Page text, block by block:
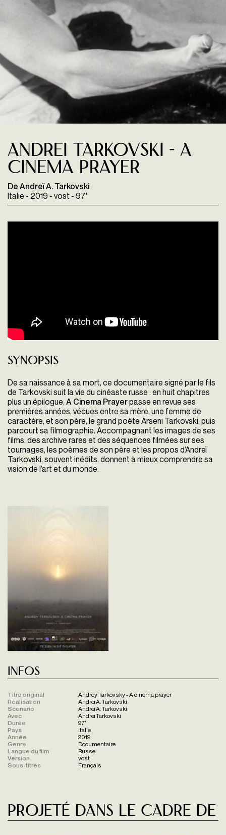
Andrei Tarkovski - A
cinema prayer
De Andreï A. Tarkovski
Italie - 2019 - vost - 97'
Synopsis
De sa naissance à sa mort, ce documentaire signé par le fils
de Tarkovski suit la vie du cinéaste russe : en huit chapitres
plus un épilogue, A Cinema Prayerpasse en revue ses
premières années, vécues entre sa mère, une femme de
caractère, et son père, le grand poète Arseni Tarkovski, puis
parcourt sa filmographie. Accompagnant les images de ses
films, des archive rares et des séquences filmées sur ses
tournages, les poèmes de son père et les propos d’Andreï
Tarkovski, souvent inédits, donnent à mieux comprendre sa
vision de l’art et du monde.
Infos
Titre original
Andrey Tarkovsky - A cinema prayer
Réalisation
Andreï A. Tarkovski
Scénario
Andreï A. Tarkovski
Avec
Andreï Tarkovski
Durée
97'
Pays
Italie
Année
2019
Genre
Documentaire
Langue du film
Russe
Version
vost
Sous-titres
Français
Projeté dans le cadre de